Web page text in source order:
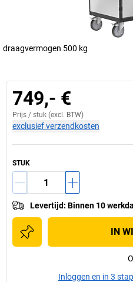
draagvermogen 500 kg
749,- €
Prijs / stuk (excl. BTW)
exclusief verzendkosten
STUK
Levertijd: Binnen 10
IN
Inloggen en in 3